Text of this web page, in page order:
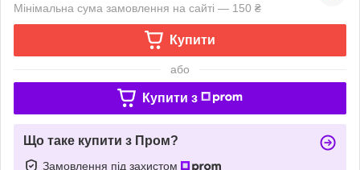
Мінімальна сума замовлення на сайті — 150 ₴
Купити
або
Купити з
Що таке купити з Пром?
Замовлення під захистом